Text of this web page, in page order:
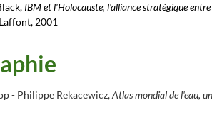
IBM et l'Holocauste, l'alliance stratégique
2001
- Philippe Rekacewicz,Atlas mondial de l'eau,